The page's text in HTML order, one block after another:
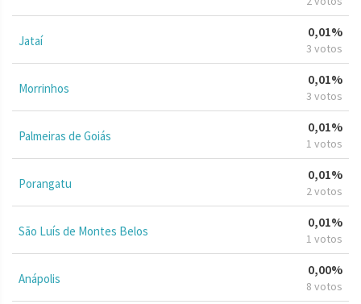
Jataí
0,01%
3 votos
Morrinhos
0,01%
3 votos
Palmeiras de Goiás
0,01%
1 votos
Porangatu
0,01%
2 votos
São Luís de Montes Belos
0,01%
1 votos
Anápolis
0,00%
8 votos